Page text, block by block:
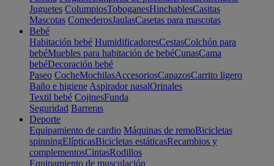
Juguetes ColumpiosToboganesHinchablesCasitas
Mascotas ComederosJaulasCasetas para mascotas
Bebé
Habitación bebé HumidificadoresCestasColchón para
bebéMuebles para habitación de bebéCunasCama
bebéDecoración bebé
Paseo CocheMochilasAccesoriosCapazosCarrito ligero
Baño e higiene Aspirador nasalOrinales
Textil bebé CojinesFunda
Seguridad Barreras
Deporte
Equipamiento de cardio Máquinas de remoBicicletas
spinningElípticasBicicletas estáticasRecambios y
complementosCintasRodillos
Equipamiento de musculación